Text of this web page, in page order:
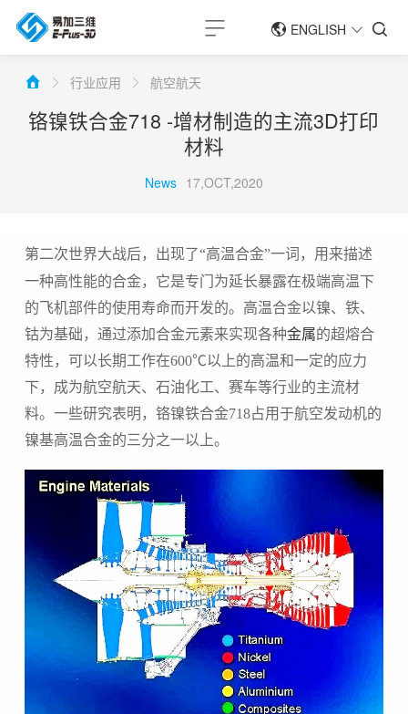
ENGLISH
ENGLISH
行业应用 航空航天
铬镍铁合金718 -增材制造的主流3D打印
材料
News 17,OCT,2020
第二次世界大战后，出现了“高温合金”一词，用来描述
一种高性能的合金，它是专门为延长暴露在极端高温下
的飞机部件的使用寿命而开发的。高温合金以镍、铁、
钴为基础，通过添加合金元素来实现各种金属的超熔合
特性，可以长期工作在600℃以上的高温和一定的应力
下，成为航空航天、石油化工、赛车等行业的主流材
料。一些研究表明， 铬镍铁合金718占用于航空发动机的
镍基高温合金的三分之一以上。